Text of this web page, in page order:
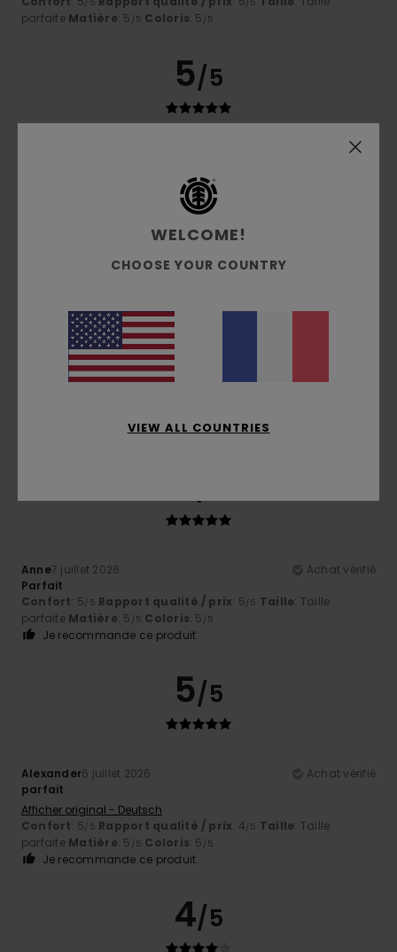
parfaite Matière: 5 /5 Coloris: 5 /5
5/5
Achat vérifié
Rapport qualité / prix
Coloris: 5/5
Je recommande ce produit
5
9 juillet 2026
qualite top
Je recommande ce produit
Anne7 juillet 2026
Achat vérifié
Parfait
Confort: 5 /5 Rapport qualité / prix: 5 /5 Taille: Taille
parfaite Matière: 5 /5 Coloris: 5 /5
Je recommande ce produit
5/5
Alexander6 juillet 2026
Achat vérifié
parfait
Afficher original - Deutsch
Confort: 5 /5 Rapport qualité / prix: 4 /5 Taille: Taille
parfaite Matière: 5 /5 Coloris: 5 /5
Je recommande ce produit
4/5
WELCOME!
CHOOSE YOUR COUNTRY
VIEW ALL COUNTRIES